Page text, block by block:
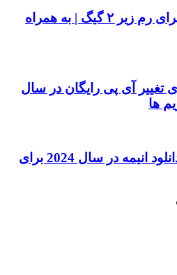
۱۰ بازی پیشنهادی برای رم زیر ۲ گیگ | به همراه
تغییر آی پی رایگان در سال
بهترین برنامه های دانلود انیمه در سال 2024 برای